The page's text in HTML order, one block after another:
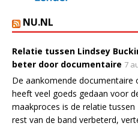
NU.NL
Relatie tussen Lindsey
beter door documentaire 7
De aankomende documentaire
heeft veel goeds gedaan voor
maakproces is de relatie
rest van de band verbeterd,